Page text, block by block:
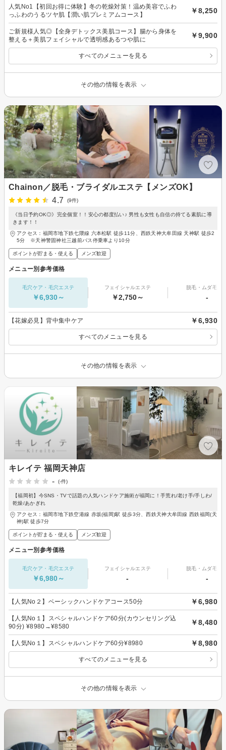
人気No1【初回お得に体験】冬の乾燥対策！温め美容でふわ
っふわのうるツヤ肌【潤い肌プレミアムコース】
￥8,250
ご新規様人気◎【全身デトックス美肌コース】腸から身体を
整える＋美肌フェイシャルで透明感あるつや肌に
￥9,900
すべてのメニューを見る
その他の情報を表示
Chainon／脱毛・ブライダルエステ【メンズOK】
4.7
(9件)
《当日予約OK◎》完全個室！！安心の都度払い♪ 男性も女性も自信の持てる素肌に導
きます！！
アクセス：福岡市地下鉄七隈線 六本松駅 徒歩11分、西鉄天神大牟田線 天神駅 徒歩2
5分 ※天神警固神社三越前バス停乗車より10分
ポイントが貯まる・使える メンズ歓迎
メニュー別参考価格
毛穴ケア・毛穴エステ
￥6,930～
フェイシャルエステ
￥2,750～
脱毛・ムダ毛処
-
【花嫁必見】背中集中ケア ￥6,930
すべてのメニューを見る
その他の情報を表示
キレイテ 福岡天神店
-
(-件)
【福岡初】今SNS・TVで話題の人気ハンドケア施術が福岡に！手荒れ/老け手/手しわ/
乾燥/あかぎれ
アクセス：福岡市地下鉄空港線 赤坂(福岡)駅 徒歩3分、西鉄天神大牟田線 西鉄福岡(天
神)駅 徒歩7分
ポイントが貯まる・使える メンズ歓迎
メニュー別参考価格
毛穴ケア・毛穴エステ
￥6,980～
フェイシャルエステ
-
脱毛・ムダ毛処
-
【人気No２】ベーシックハンドケアコース50分 ￥6,980
【人気No１】スペシャルハンドケア60分(カウンセリング込
90分) ¥8980→¥8580
￥8,480
【人気No１】スペシャルハンドケア60分¥8980 ￥8,980
すべてのメニューを見る
その他の情報を表示